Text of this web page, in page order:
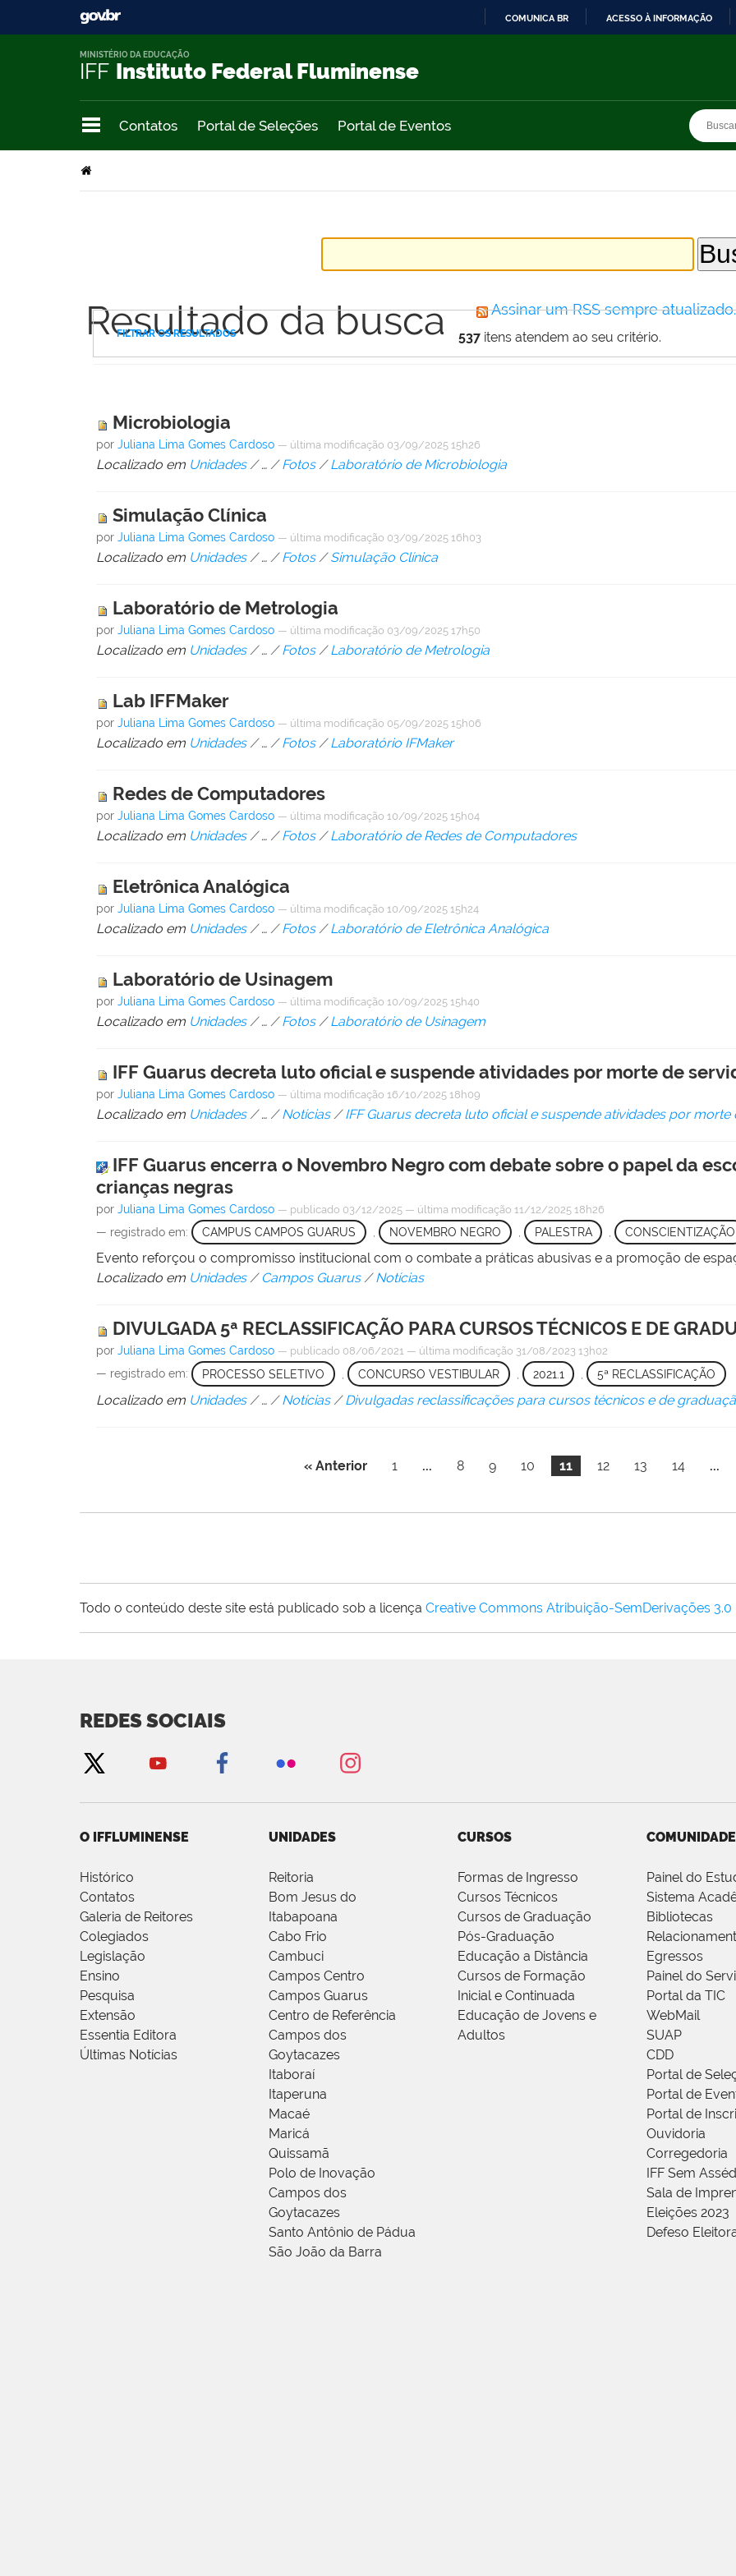
COMUNICA BR ACESSO À INFORMAÇÃO
IFF Instituto Federal Fluminense
MINISTÉRIO DA EDUCAÇÃO
Contatos Portal de Seleções Portal de Eventos
Resultado da busca Assinar um RSS sempre atualizado.
537itens atendem ao seu critério.
FILTRAR OS RESULTADOS
Microbiologia
porJuliana Lima Gomes Cardoso — última modificação 03/09/2025 15h26
Localizado em Unidades /… /Fotos /Laboratório de Microbiologia
Simulação Clínica
porJuliana Lima Gomes Cardoso — última modificação 03/09/2025 16h03
Localizado em Unidades /… /Fotos /Simulação Clínica
Laboratório de Metrologia
porJuliana Lima Gomes Cardoso — última modificação 03/09/2025 17h50
Localizado em Unidades /… /Fotos /Laboratório de Metrologia
Lab IFFMaker
porJuliana Lima Gomes Cardoso — última modificação 05/09/2025 15h06
Localizado em Unidades /… /Fotos /Laboratório IFMaker
Redes de Computadores
porJuliana Lima Gomes Cardoso — última modificação 10/09/2025 15h04
Localizado em Unidades /… /Fotos /Laboratório de Redes de Computadores
Eletrônica Analógica
porJuliana Lima Gomes Cardoso — última modificação 10/09/2025 15h24
Localizado em Unidades /… /Fotos /Laboratório de Eletrônica Analógica
Laboratório de Usinagem
porJuliana Lima Gomes Cardoso — última modificação 10/09/2025 15h40
Localizado em Unidades /… /Fotos /Laboratório de Usinagem
IFF Guarus decreta luto oficial e suspende atividades por morte de
porJuliana Lima Gomes Cardoso — última modificação 16/10/2025 18h09
Localizado em Unidades /… /Notícias /IFF Guarus decreta luto oficial e suspende atividades por morte
IFF Guarus encerra o Novembro Negro com debate sobre o papel da
crianças negras
porJuliana Lima Gomes Cardoso — publicado 03/12/2025 — última modificação 11/12/2025 18h26
— registrado em: CAMPUS CAMPOS GUARUS NOVEMBRO NEGRO PALESTRA , CONSCIENTIZAÇÃO
Evento reforçou o compromisso institucional com o combate a práticas abusivas e a promoção de
Localizado em Unidades / Campos Guarus /Notícias
DIVULGADA 5ª RECLASSIFICAÇÃO PARA CURSOS TÉCNICOS E DE
porJuliana Lima Gomes Cardoso — publicado 08/06/2021 — última modificação 31/08/2023 13h02
— registrado em: PROCESSO SELETIVO CONCURSO VESTIBULAR 2021.1 , 5ª RECLASSIFICAÇÃO
Localizado em Unidades /…/Notícias /Divulgadas reclassificações para cursos técnicos e de
« Anterior 1 ... 8 9 10 11 12 13 14 ...
Todo o conteúdo deste site está publicado sob a licença Creative Commons Atribuição-SemDerivações
REDES SOCIAIS
O IFFLUMINENSE
Histórico
Contatos
Galeria de Reitores
Colegiados
Legislação
Ensino
Pesquisa
Extensão
Essentia Editora
Últimas Notícias
UNIDADES
Reitoria
Bom Jesus do
Itabapoana
Cabo Frio
Cambuci
Campos Centro
Campos Guarus
Centro de Referência
Campos dos
Goytacazes
Itaboraí
Itaperuna
Macaé
Maricá
Quissamã
Polo de Inovação
Campos dos
Goytacazes
Santo Antônio de Pádua
São João da Barra
CURSOS
Formas de Ingresso
Cursos Técnicos
Cursos de Graduação
Pós-Graduação
Educação a Distância
Cursos de Formação
Inicial e Continuada
Educação de Jovens e
Adultos
COMUNIDADE
Painel do
Sistema
Bibliotecas
Egressos
Painel do
Portal da TIC
WebMail
SUAP
CDD
Portal de
Portal de
Portal de
Ouvidoria
Corregedoria
IFF Sem
Sala de
Eleições 2023
Defeso